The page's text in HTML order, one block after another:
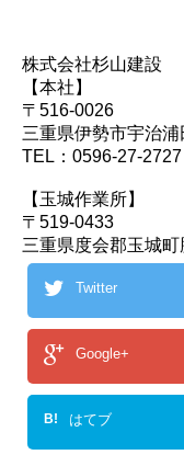
株式会社杉山建設
【本社】
〒516-0026
三重県伊勢市宇治
TEL：0596-27-
【玉城作業所】
〒519-0433
三重県度会郡玉城
Twitter
Google+
B! はてブ